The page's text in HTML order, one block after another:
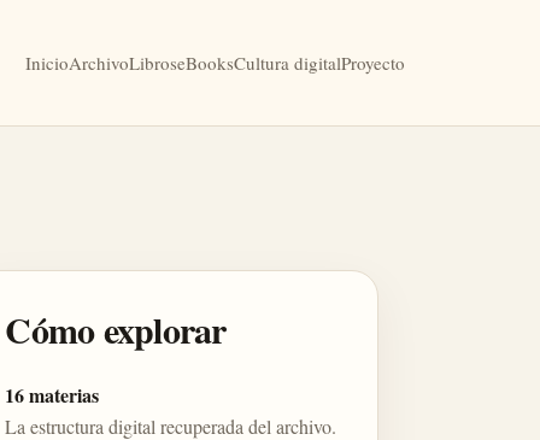
InicioArchivoLibroseBooksCultura digitalProyecto
Cómo explorar
16 materias
La estructura digital recuperada del archivo.